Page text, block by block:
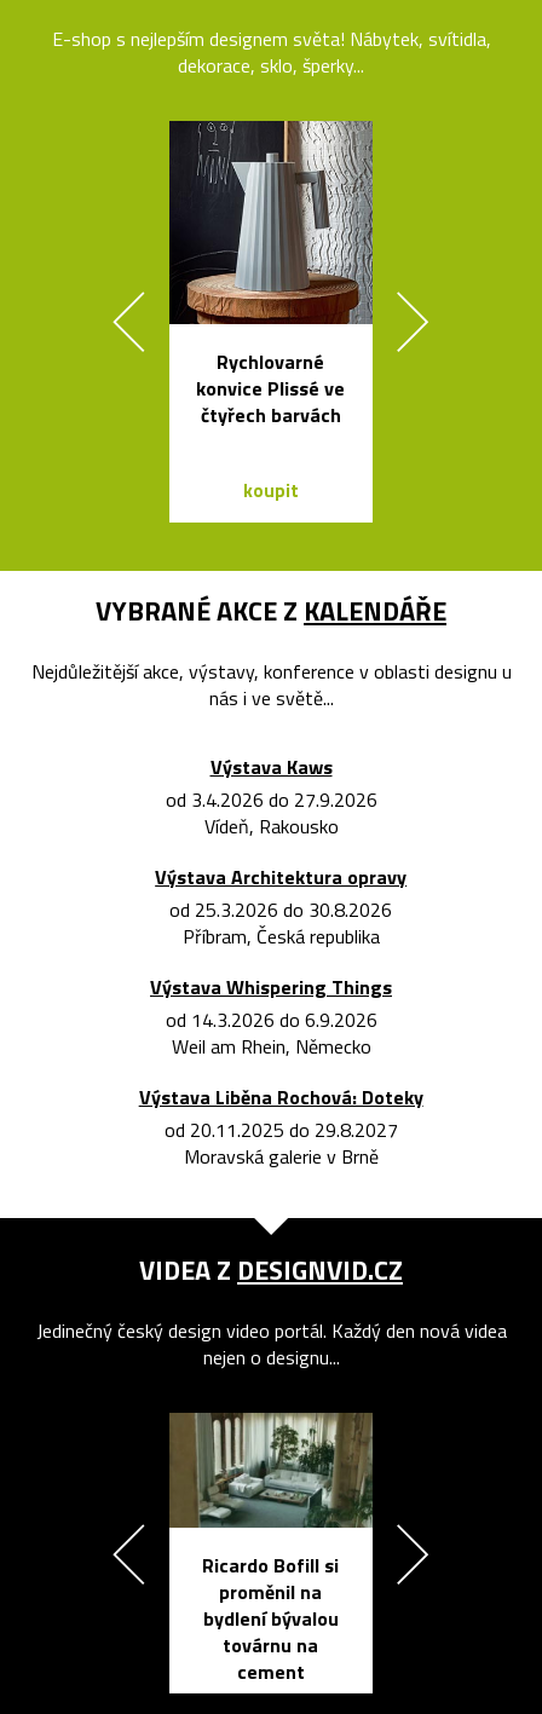
E-shop s nejlepším designem světa! Nábytek, svítidla,
dekorace, sklo, šperky...
Rychlovarné
konvice Plissé ve
čtyřech barvách
koupit
VYBRANÉ AKCE Z KALENDÁŘE
Nejdůležitější akce, výstavy, konference v oblasti designu u
nás i ve světě...
Výstava Kaws
od 3.4.2026 do 27.9.2026
Vídeň, Rakousko
Výstava Architektura opravy
od 25.3.2026 do 30.8.2026
Příbram, Česká republika
Výstava Whispering Things
od 14.3.2026 do 6.9.2026
Weil am Rhein, Německo
Výstava Liběna Rochová: Doteky
od 20.11.2025 do 29.8.2027
Moravská galerie v Brně
VIDEA Z DESIGNVID.CZ
Jedinečný český design video portál. Každý den nová videa
nejen o designu...
Ricardo Bofill si
proměnil na
bydlení bývalou
továrnu na
cement